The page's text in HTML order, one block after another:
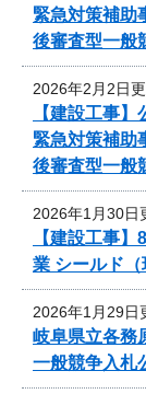
緊急対策補助
後審査型一般
2026年2月2日
【建設工事
緊急対策補助
後審査型一般
2026年1月30日
【建設工事
業 シールド
2026年1月29日
岐阜県立各務
一般競争入札